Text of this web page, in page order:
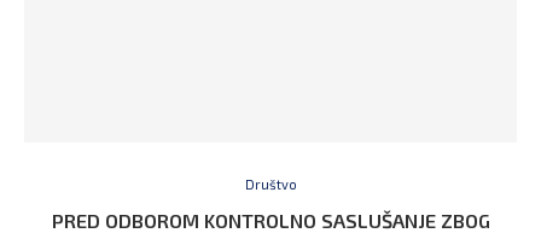
Društvo
PRED ODBOROM KONTROLNO SASLUŠANJE ZBOG